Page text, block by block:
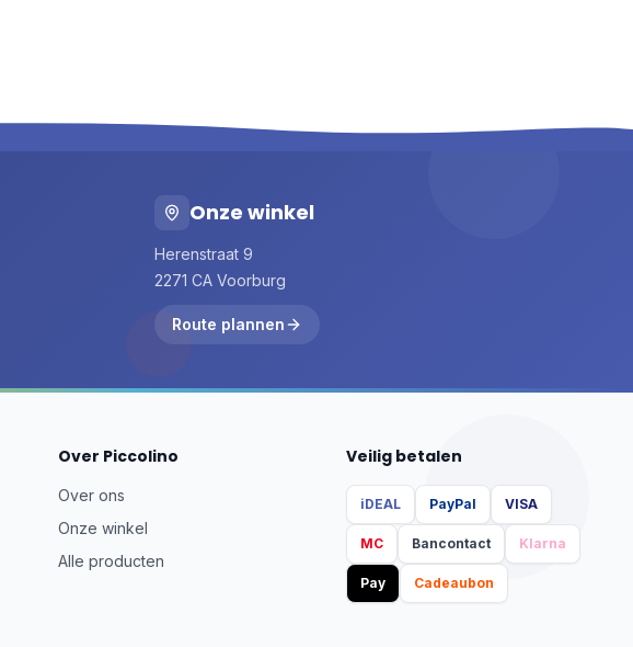
Onze winkel
Herenstraat 9
2271 CA Voorburg
Route plannen
Over Piccolino
Over ons
Onze winkel
Alle producten
Veilig betalen
iDEAL PayPal VISA
MC Bancontact Klarna
Pay Cadeaubon